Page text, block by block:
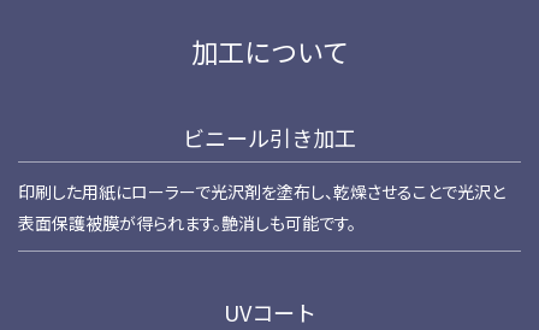
加工について
ビニール引き加工
印刷した用紙にローラーで光沢剤を塗布し、乾燥させることで光沢と
表面保護被膜が得られます。艶消しも可能です。
UVコート